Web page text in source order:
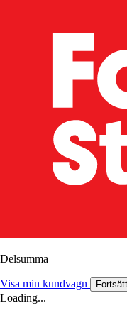
Delsumma
Visa min kundvagn
Loading...